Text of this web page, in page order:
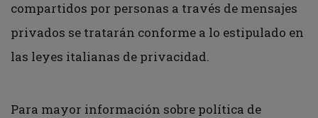
compartidos por personas a través de mensajes
privados se tratarán conforme a lo estipulado en
las leyes italianas de privacidad.
Para mayor información sobre política de